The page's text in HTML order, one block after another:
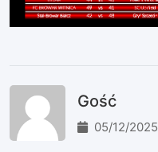
Gość
05/12/2025